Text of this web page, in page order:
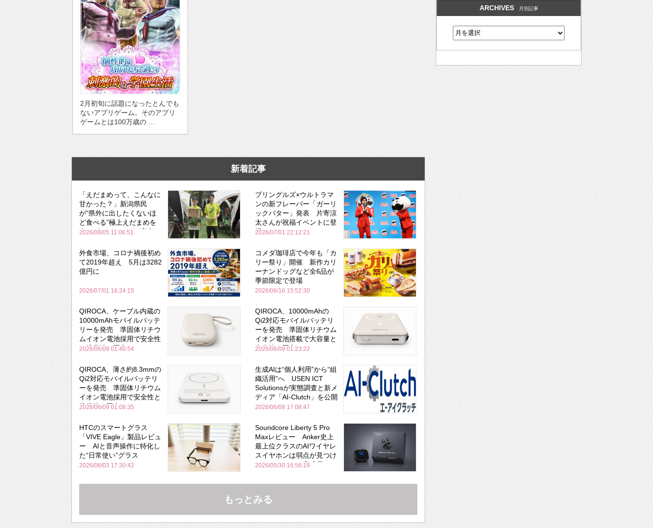
2月初旬に話題になったとんでも
ないアプリゲーム。そのアプリ
ゲームとは100万歳の …
新着記事
「えだまめって、こんなに
甘かった？」新潟県民
が“県外に出したくないほ
ど食べる”極上えだまめを
森のビアガーデンで実食
2026/08/05 11:06:51
プリングルズ×ウルトラマ
ンの新フレーバー「ガーリ
ックバター」発表 片寄涼
太さんが祝福イベントに登
場
2026/07/01 22:12:21
外食市場、コロナ禍後初め
て2019年超え 5月は3282
億円に
2026/07/01 16:24:15
コメダ珈琲店で今年も「カ
リー祭り」開催 新作カリ
ーナンドッグなど全6品が
季節限定で登場
2026/06/16 15:52:30
QIROCA、ケーブル内蔵の
10000mAhモバイルバッテ
リーを発売 準固体リチウ
ムイオン電池採用で安全性
と携帯性を両立
2026/06/09 01:40:54
QIROCA、10000mAhの
Qi2対応モバイルバッテリ
ーを発売 準固体リチウム
イオン電池搭載で大容量と
安全性を両立
2026/06/09 01:23:22
QIROCA、薄さ約8.3mmの
Qi2対応モバイルバッテリ
ーを発売 準固体リチウム
イオン電池採用で安全性と
携帯性を両立
2026/06/09 01:08:35
生成AIは“個人利用”から“組
織活用”へ USEN ICT
Solutionsが実態調査と新メ
ディア「AI-Clutch」を公開
2026/06/08 17:08:47
HTCのスマートグラス
「VIVE Eagle」製品レビュ
ー AIと音声操作に特化し
た“日常使い”グラス
2026/06/03 17:30:42
Soundcore Liberty 5 Pro
Maxレビュー Anker史上
最上位クラスのAIワイヤレ
スイヤホンは弱点が見つけ
づらいくらいの完成度にび
Bose並み
2026/05/30 16:56:19
もっとみる
ARCHIVES 月別記事